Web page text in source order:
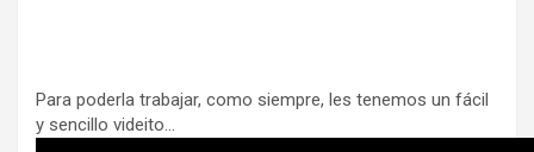
Para poderla trabajar, como siempre, les tenemos un fácil
y sencillo videito…